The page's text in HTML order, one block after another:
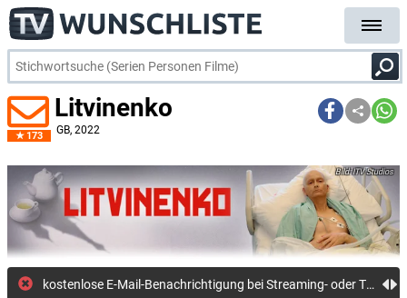
173
Litvinenko
GB, 2022
ITV Studios
kostenlose E-Mail-Benachrichtigung bei Streaming- oder TV-Start